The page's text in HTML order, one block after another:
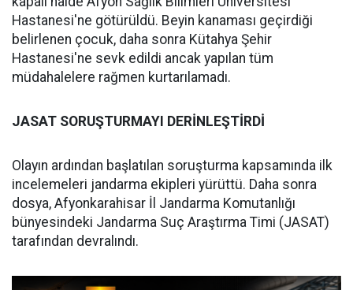
Hastanesi'ne götürüldü. Beyin kanaması geçirdiği
belirlenen çocuk, daha sonra Kütahya Şehir
Hastanesi'ne sevk edildi ancak yapılan tüm
müdahalelere rağmen kurtarılamadı.
JASAT SORUŞTURMAYI DERİNLEŞTİRDİ
Olayın ardından başlatılan soruşturma kapsamında ilk
incelemeleri jandarma ekipleri yürüttü. Daha sonra
dosya, Afyonkarahisar İl Jandarma Komutanlığı
bünyesindeki Jandarma Suç Araştırma Timi (JASAT)
tarafından devralındı.